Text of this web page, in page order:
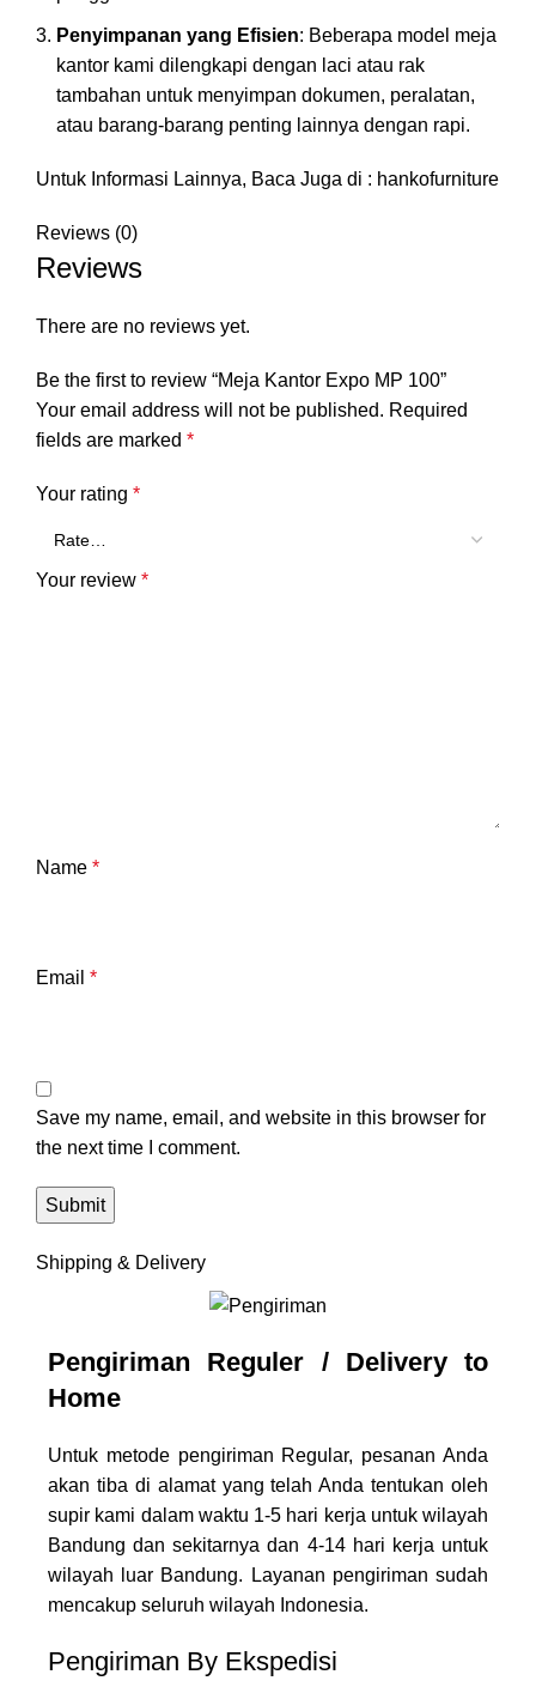
Penyimpanan yang Efisien: Beberapa model meja
kantor kami dilengkapi dengan laci atau rak
tambahan untuk menyimpan dokumen, peralatan,
atau barang-barang penting lainnya dengan rapi.
Untuk Informasi Lainnya, Baca Juga di : hankofurniture
Reviews (0)
Reviews
There are no reviews yet.
Be the first to review “Meja Kantor Expo MP 100”
Your email address will not be published. Required
fields are marked *
Your rating *
Your review *
Name *
Email *
Save my name, email, and website in this browser for
the next time I comment.
Shipping & Delivery
Pengiriman Reguler / Delivery to
Home
Untuk metode pengiriman Regular, pesanan Anda
akan tiba di alamat yang telah Anda tentukan oleh
supir kami dalam waktu 1-5 hari kerja untuk wilayah
Bandung dan sekitarnya dan 4-14 hari kerja untuk
wilayah luar Bandung. Layanan pengiriman sudah
mencakup seluruh wilayah Indonesia.
Pengiriman By Ekspedisi